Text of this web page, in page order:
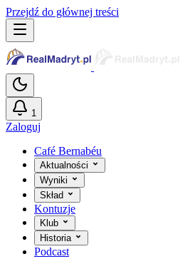
Przejdź do głównej treści
1
Zaloguj
Café Bernabéu
Aktualności
Wyniki
Skład
Kontuzje
Klub
Historia
Podcast